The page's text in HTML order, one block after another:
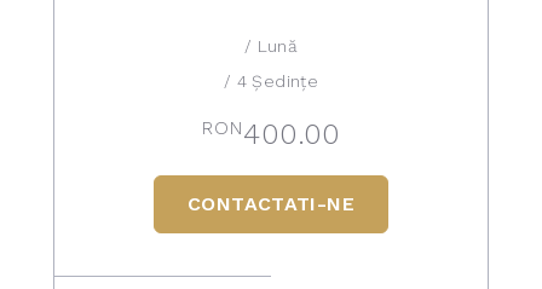
/ Lună
/ 4 Ședințe
RON400.00
CONTACTATI-NE